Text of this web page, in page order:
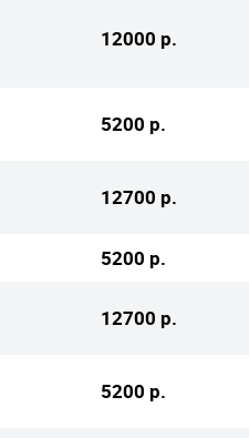
12000 р.
5200 р.
12700 р.
5200 р.
12700 р.
5200 р.